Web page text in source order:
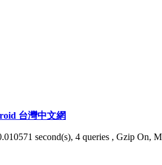
台灣中文網
second(s), 4 queries , Gzip On,